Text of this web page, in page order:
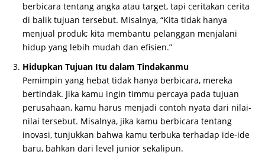
berbicara tentang angka atau target, tapi ceritakan cerita
di balik tujuan tersebut. Misalnya, “Kita tidak hanya
menjual produk; kita membantu pelanggan menjalani
hidup yang lebih mudah dan efisien.”
Hidupkan Tujuan Itu dalam Tindakanmu
Pemimpin yang hebat tidak hanya berbicara, mereka
bertindak. Jika kamu ingin timmu percaya pada tujuan
perusahaan, kamu harus menjadi contoh nyata dari nilai-
nilai tersebut. Misalnya, jika kamu berbicara tentang
inovasi, tunjukkan bahwa kamu terbuka terhadap ide-ide
baru, bahkan dari level junior sekalipun.